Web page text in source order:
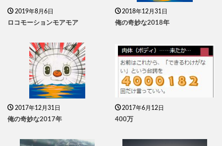
2019年8月6日
ロコモーションモアモア
2018年12月31日
俺の奇妙な2018年
2017年12月31日
俺の奇妙な2017年
2017年6月12日
400万